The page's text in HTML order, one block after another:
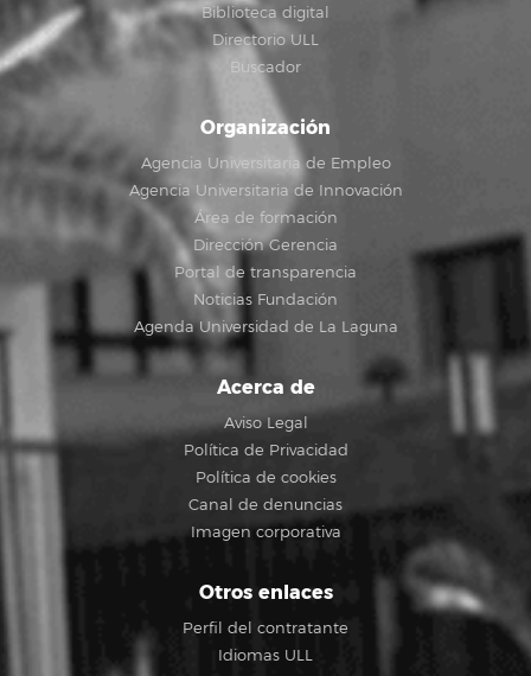
Biblioteca digital
Directorio ULL
Buscador
Organización
Agencia Universitaria de Empleo
Agencia Universitaria de Innovación
Área de formación
Dirección Gerencia
Portal de transparencia
Noticias Fundación
Agenda Universidad de La Laguna
Acerca de
Aviso Legal
Política de Privacidad
Política de cookies
Canal de denuncias
Imagen corporativa
Otros enlaces
Perfil del contratante
Idiomas ULL